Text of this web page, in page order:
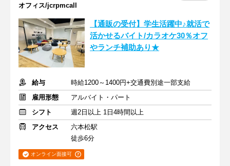
オフィス/jcrpmcall
【通販の受付】学生活躍中♪就活で
活かせるバイト/カラオケ30％オフ
やランチ補助あり★
給与
時給1200～1400円+交通費別途一部支給
雇用形態
アルバイト・パート
シフト
週2日以上 1日4時間以上
アクセス
六本松駅
徒歩6分
オンライン面接可